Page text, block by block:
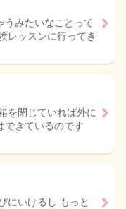
うみたいなことって
レッスンに行ってき
を閉じていれば外に
できているのです
にいけるし もっと